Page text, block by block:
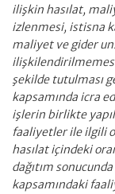
ilişkin hasılat,
izlenmesi, istisna
maliyet ve gider
ilişkilendirilmemesi
şekilde tutulması
kapsamında icra
işlerin birlikte
faaliyetler ile ilgili
hasılat içindeki
dağıtım
kapsamındaki